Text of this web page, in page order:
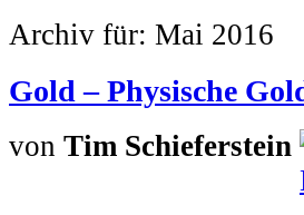
Archiv für: Mai 2016
Gold – Physische
von Tim Schieferstein